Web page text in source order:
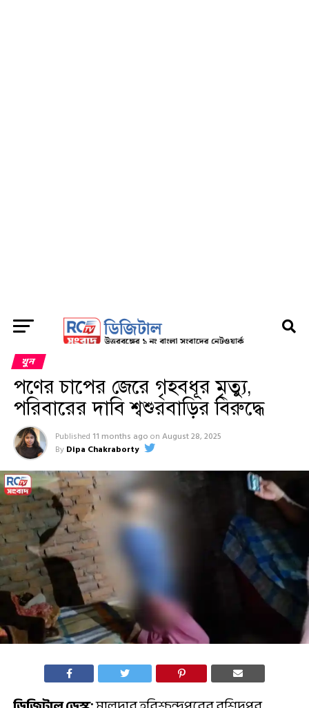
খুন
পণের চাপের জেরে গৃহবধূর মৃত্যু,
পরিবারের দাবি শ্বশুরবাড়ির বিরুদ্ধে
Published 11 months ago on August 28, 2025
By Dipa Chakraborty